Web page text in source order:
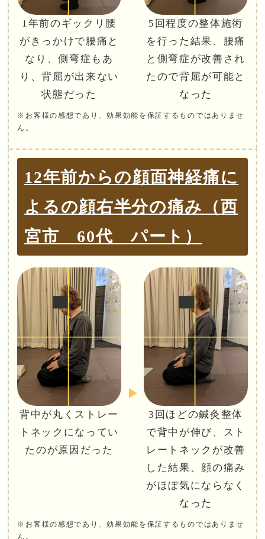
1年前のギックリ腰
がきっかけで腰痛と
なり、側弯症もあ
り、背屈が出来ない
状態だった
5回程度の整体施術
を行った結果、腰痛
と側弯症が改善され
たので背屈が可能と
なった
※お客様の感想であり、効果効能を保証するものではありませ
ん。
12年前からの顔面神経痛に
よるの顔右半分の痛み（西
宮市 60代 パート）
背中が丸くストレー
トネックになってい
たのが原因だった
3回ほどの鍼灸整体
で背中が伸び、スト
レートネックが改善
した結果、顔の痛み
がほぼ気にならなく
なった
※お客様の感想であり、効果効能を保証するものではありませ
ん。